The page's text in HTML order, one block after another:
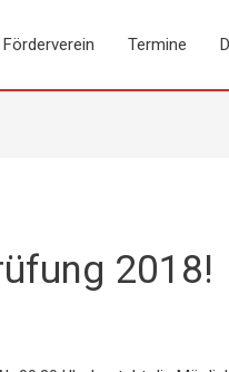
Förderverein Termine
2018!